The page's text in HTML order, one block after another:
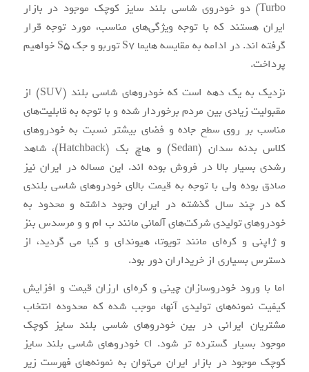
Turbo) دو خودروی شاسی بلند سایز کوچک موجود در بازار
ایران هستند که با توجه ویژگی‌های مناسب، مورد توجه قرار
گرفته اند. در ادامه به مقایسه هایما S7 توربو و جک S5 خواهیم
پرداخت.
نزدیک به یک دهه است که خودروهای شاسی بلند (SUV) از
مقبولیت زیادی بین مردم برخوردار شده و با توجه به قابلیت‌های
مناسب بر روی سطح جاده و فضای بیشتر نسبت به خودروهای
کلاس بدنه سدان (Sedan) و هاچ بک (Hatchback)، شاهد
رشدی بسیار بالا در فروش بوده اند. این مساله در ایران نیز
صادق بوده ولی با توجه به قیمت بالای خودروهای شاسی بلندی
که در چند سال گذشته در ایران وجود داشته و محدود به
خودروهای تولیدی شرکت‌های آلمانی مانند ب ام و و مرسدس بنز
و ژاپنی و کره‌ای مانند تویوتا، هیوندای و کیا می گردید، از
دسترس بسیاری از خریداران دور بود.
اما با ورود خودروسازان چینی و کره‌ای ارزان قیمت و افزایش
کیفیت نمونه‌های تولیدی آنها، موجب شده که محدوده انتخاب
مشتریان ایرانی در بین خودروهای شاسی بلند سایز کوچک
موجود بسیار گسترده تر شود. اc خودروهای شاسی بلند سایز
کوچک موجود در بازار ایران می‌توان به نمونه‌های فهرست زیر